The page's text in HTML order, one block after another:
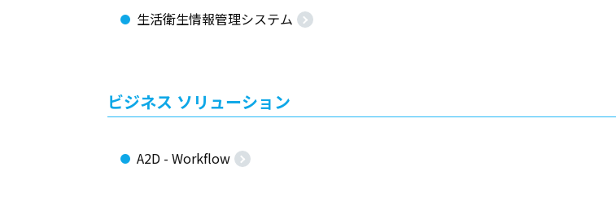
生活衛生情報管理システム
ビジネス ソリューション
A2D - Workflow